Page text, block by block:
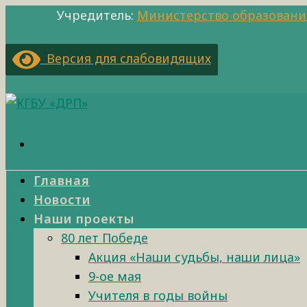
Учредитель: Министерство
Версия для слабовидящих
Главная
Новости
Наши проекты
80 лет Победе
Акция «Наши судьбы, наши лица»
9-ое мая
Учителя в годы войны